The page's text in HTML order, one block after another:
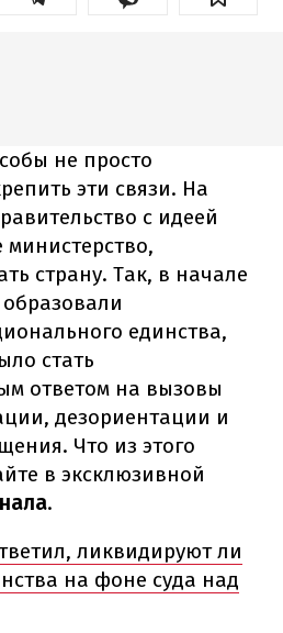
не просто
эти связи. На
с идеей
министерство,
страну. Так, в начале
единства,
стать
ответом на вызовы
дезориентации и
Что из этого
в эксклюзивной
.
ликвидируют ли
на фоне суда над